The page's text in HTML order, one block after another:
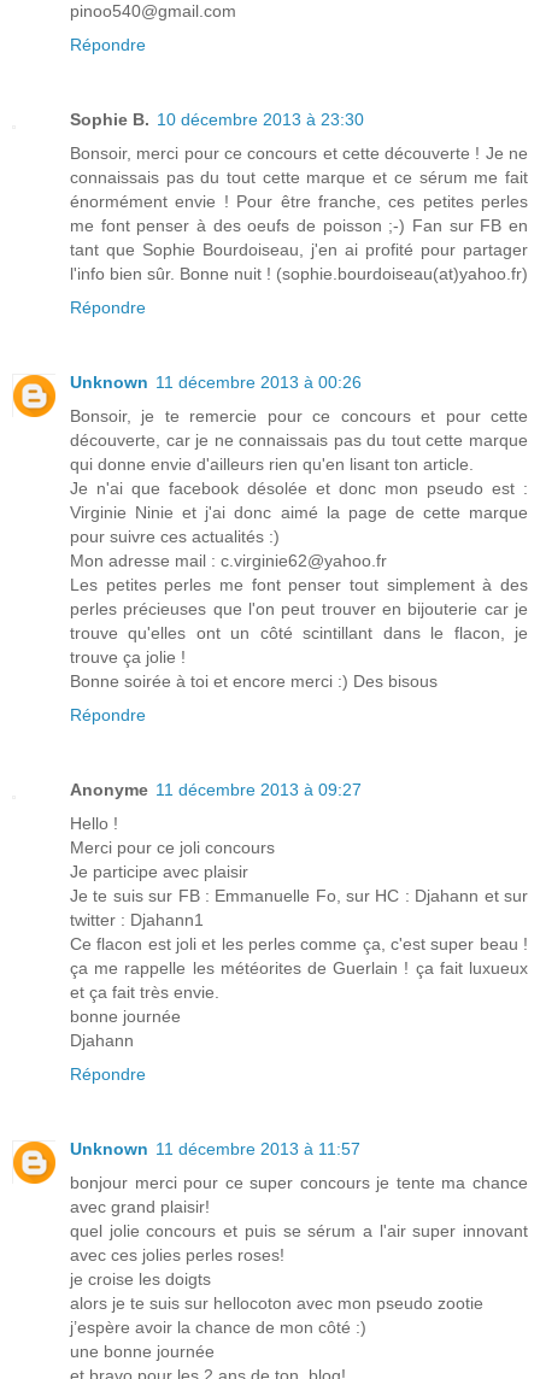
pinoo540@gmail.com
Répondre
Sophie B. 10 décembre 2013 à 23:30
Bonsoir, merci pour ce concours et cette découverte ! Je ne
connaissais pas du tout cette marque et ce sérum me fait
énormément envie ! Pour être franche, ces petites perles
me font penser à des oeufs de poisson ;-) Fan sur FB en
tant que Sophie Bourdoiseau, j'en ai profité pour partager
l'info bien sûr. Bonne nuit ! (sophie.bourdoiseau(at)yahoo.fr)
Répondre
Unknown 11 décembre 2013 à 00:26
Bonsoir, je te remercie pour ce concours et pour cette
découverte, car je ne connaissais pas du tout cette marque
qui donne envie d'ailleurs rien qu'en lisant ton article.
Je n'ai que facebook désolée et donc mon pseudo est :
Virginie Ninie et j'ai donc aimé la page de cette marque
pour suivre ces actualités :)
Mon adresse mail : c.virginie62@yahoo.fr
Les petites perles me font penser tout simplement à des
perles précieuses que l'on peut trouver en bijouterie car je
trouve qu'elles ont un côté scintillant dans le flacon, je
trouve ça jolie !
Bonne soirée à toi et encore merci :) Des bisous
Répondre
Anonyme 11 décembre 2013 à 09:27
Hello !
Merci pour ce joli concours
Je participe avec plaisir
Je te suis sur FB : Emmanuelle Fo, sur HC : Djahann et sur
twitter : Djahann1
Ce flacon est joli et les perles comme ça, c'est super beau !
ça me rappelle les météorites de Guerlain ! ça fait luxueux
et ça fait très envie.
bonne journée
Djahann
Répondre
Unknown 11 décembre 2013 à 11:57
bonjour merci pour ce super concours je tente ma chance
avec grand plaisir!
quel jolie concours et puis se sérum a l'air super innovant
avec ces jolies perles roses!
je croise les doigts
alors je te suis sur hellocoton avec mon pseudo zootie
j’espère avoir la chance de mon côté :)
une bonne journée